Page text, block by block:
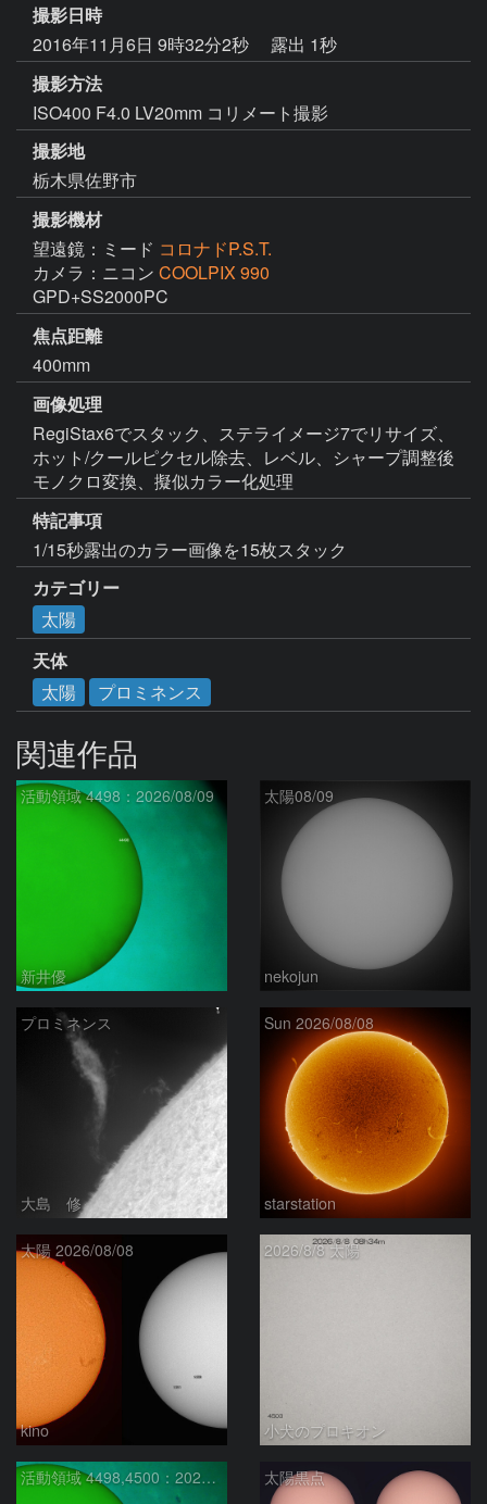
撮影日時
2016年11月6日 9時32分2秒
露出 1秒
撮影方法
ISO400 F4.0 LV20mm コリメート撮影
撮影地
栃木県佐野市
撮影機材
望遠鏡：ミード コロナドP.S.T.
カメラ：ニコン COOLPIX 990
GPD+SS2000PC
焦点距離
400mm
画像処理
RegiStax6でスタック、ステライメージ7でリサイズ、
ホット/クールピクセル除去、レベル、シャープ調整後
モノクロ変換、擬似カラー化処理
特記事項
1/15秒露出のカラー画像を15枚スタック
カテゴリー
太陽
天体
太陽
プロミネンス
関連作品
活動領域 4498：2026/08/09
新井優
太陽08/09
nekojun
プロミネンス
大島 修
Sun 2026/08/08
starstation
太陽 2026/08/08
kino
2026/8/8 太陽
小犬のプロキオン
活動領域 4498,4500：2026/08/08 太陽黒点